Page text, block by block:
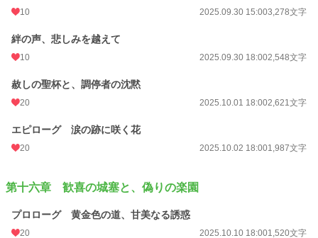
10 2025.09.30 15:003,278文字
絆の声、悲しみを越えて
10 2025.09.30 18:002,548文字
赦しの聖杯と、調停者の沈黙
20 2025.10.01 18:002,621文字
エピローグ 涙の跡に咲く花
20 2025.10.02 18:001,987文字
第十六章 歓喜の城塞と、偽りの楽園
プロローグ 黄金色の道、甘美なる誘惑
20 2025.10.10 18:001,520文字